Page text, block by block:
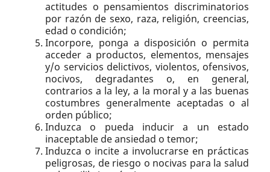
actitudes o pensamientos discriminatorios
por razón de sexo, raza, religión, creencias,
edad o condición;
Incorpore, ponga a disposición o permita
acceder a productos, elementos, mensajes
y/o servicios delictivos, violentos, ofensivos,
nocivos, degradantes o, en general,
contrarios a la ley, a la moral y a las buenas
costumbres generalmente aceptadas o al
orden público;
Induzca o pueda inducir a un estado
inaceptable de ansiedad o temor;
Induzca o incite a involucrarse en prácticas
peligrosas, de riesgo o nocivas para la salud